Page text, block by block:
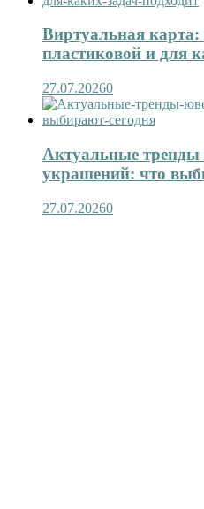
Виртуальная карта:
пластиковой и для
27.07.20260
Актуальные
украшений: что
27.07.20260